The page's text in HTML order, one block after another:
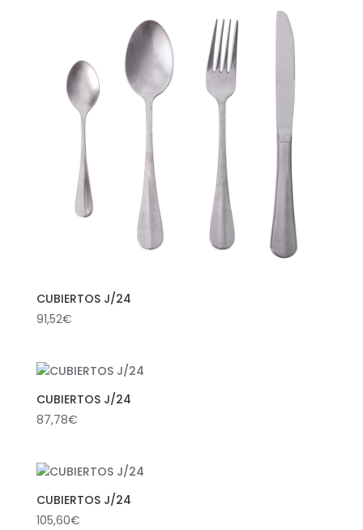
CUBIERTOS J/24
91,52€
CUBIERTOS J/24
87,78€
CUBIERTOS J/24
105,60€